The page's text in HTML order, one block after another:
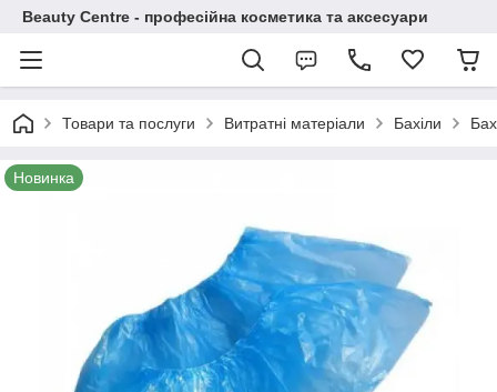
Beauty Centre - професійна косметика та аксесуари
Товари та послуги Витратні матеріали Бахіли
Новинка